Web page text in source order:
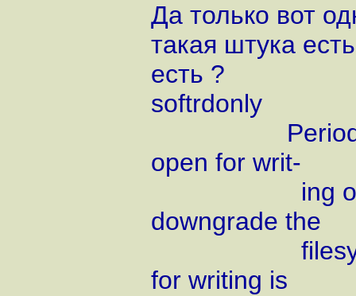
Да только вот
такая штука
есть ?
softrdonly
Periodically
open for writ-
ing on the
downgrade the
filesystem
for writing is